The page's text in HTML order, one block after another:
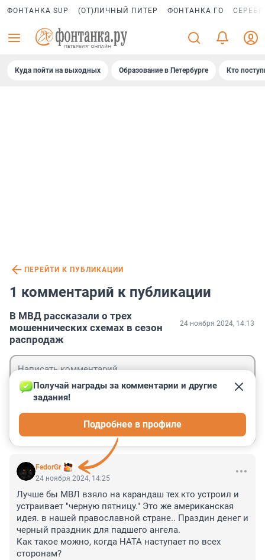
ФОНТАНКА SUP (ОТ)ЛИЧНЫЙ ПИТЕР ФОНТАНКА ГО
Куда пойти на выходных Образование в Петербурге Кто
ПЕРЕЙТИ К ПУБЛИКАЦИИ
1 комментарий к публикации
В МВД рассказали о трех
мошеннических схемах в сезон
распродаж
24 ноября 2024, 14:13
FedorGr
Получай награды за комментарии и другие
задания!
Подробнее в профиле
24 ноября 2024, 14:25
Лучше бы МВЛ взяло на карандаш тех кто устроил и
устраивает "черную пятницу." Это же американская
идея. в нашей православной стране.. Праздин денег и
черный праздник для падшего ангела.
Как такое можно, когда НАТА наступает по всех
сторонам?